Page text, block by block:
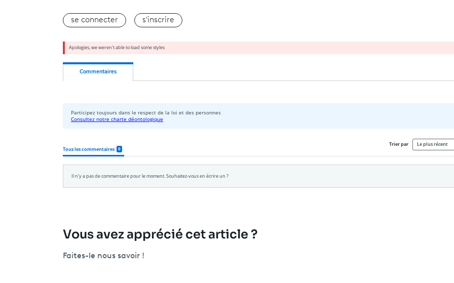
se connecter s'inscrire
Vous avez apprécié cet article ?
Faites-le nous savoir !